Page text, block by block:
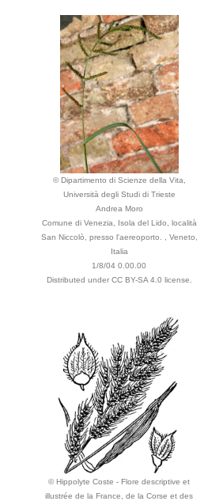
© Dipartimento di Scienze della Vita,
Università degli Studi di Trieste
Andrea Moro
Comune di Venezia, Isola del Lido, località
San Niccolò, presso l'aereoporto. , Veneto,
Italia
1/8/04 0.00.00
Distributed under CC BY-SA 4.0 license.
© Hippolyte Coste - Flore descriptive et
illustrée de la France, de la Corse et des